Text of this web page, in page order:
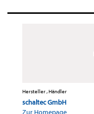
Hersteller , Händler
schaltec GmbH